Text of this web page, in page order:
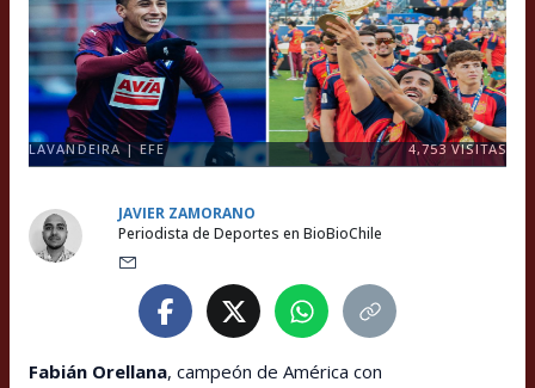
LAVANDEIRA | EFE 4,753VISITAS
JAVIER ZAMORANO
Periodista de Deportes en BioBioChile
Fabián Orellana, campeón de América con